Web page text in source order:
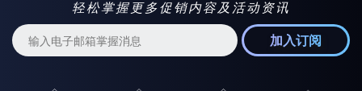
$10.50 奥马哈迷深
筹赏金快速赛
轻松掌握更多促销内容及活动资讯
加入订阅